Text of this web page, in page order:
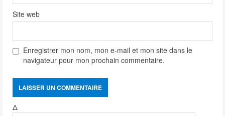
Site web
Enregistrer mon nom, mon e-mail et mon site dans le
navigateur pour mon prochain commentaire.
Δ